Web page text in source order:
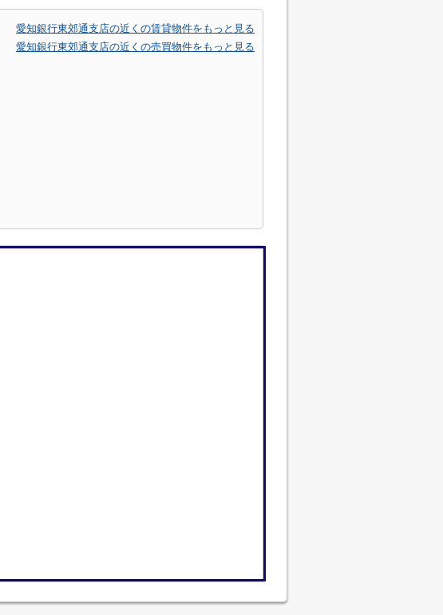
愛知銀行東郊通支店の近くの賃貸物件をもっと見る
愛知銀行東郊通支店の近くの売買物件をもっと見る